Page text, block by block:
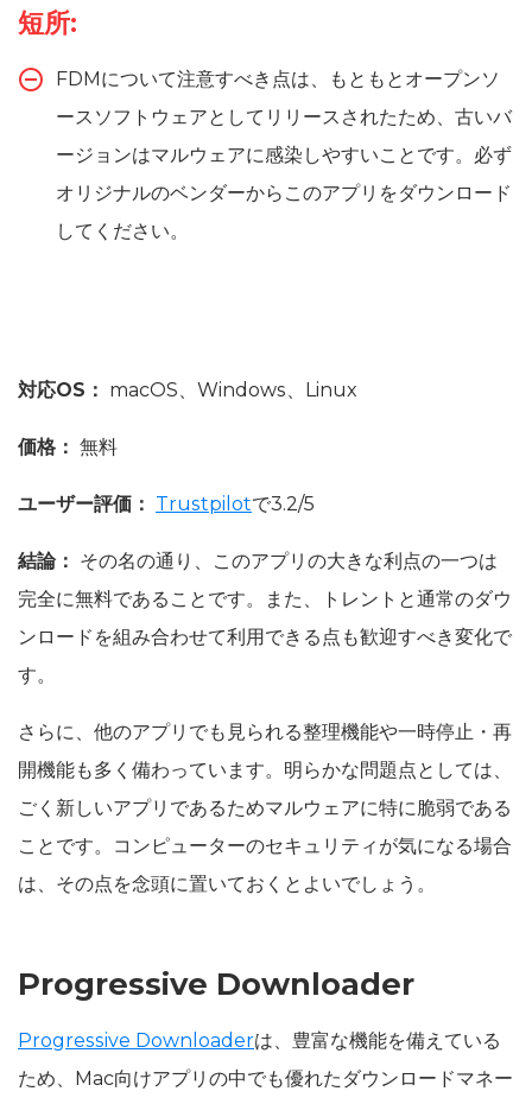
短所:
FDMについて注意すべき点は、もともとオープンソ
ースソフトウェアとしてリリースされたため、古いバ
ージョンはマルウェアに感染しやすいことです。必ず
オリジナルのベンダーからこのアプリをダウンロード
してください。
対応OS： macOS、Windows、Linux
価格： 無料
ユーザー評価： Trustpilotで3.2/5
結論： その名の通り、このアプリの大きな利点の一つは
完全に無料であることです。また、トレントと通常のダウ
ンロードを組み合わせて利用できる点も歓迎すべき変化で
す。
さらに、他のアプリでも見られる整理機能や一時停止・再
開機能も多く備わっています。明らかな問題点としては、
ごく新しいアプリであるためマルウェアに特に脆弱である
ことです。コンピューターのセキュリティが気になる場合
は、その点を念頭に置いておくとよいでしょう。
Progressive Downloader
Progressive Downloaderは、豊富な機能を備えている
ため、Mac向けアプリの中でも優れたダウンロードマネー